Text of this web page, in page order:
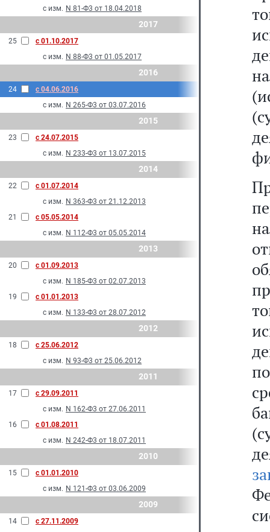
с изм. N 81-Ф3 от 18.04.2018
2017
25
с 01.10.2017
с изм. N 88-Ф3 от 01.05.2017
2016
24
с 04.06.2016
с изм. N 265-Ф3 от 03.07.2016
2015
23
с 24.07.2015
с изм. N 233-Ф3 от 13.07.2015
2014
22
с 01.07.2014
с изм. N 363-Ф3 от 21.12.2013
21
с 05.05.2014
с изм. N 112-Ф3 от 05.05.2014
2013
20
с 01.09.2013
с изм. N 185-Ф3 от 02.07.2013
19
с 01.01.2013
с изм. N 133-Ф3 от 28.07.2012
2012
18
с 25.06.2012
с изм. N 93-Ф3 от 25.06.2012
2011
17
с 29.09.2011
с изм. N 162-Ф3 от 27.06.2011
16
с 01.08.2011
с изм. N 242-Ф3 от 18.07.2011
2010
15
с 01.01.2010
с изм. N 121-Ф3 от 03.06.2009
2009
14
с 27.11.2009